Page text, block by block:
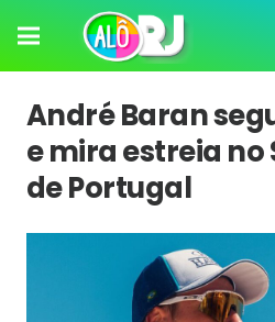
André Baran
e mira estreia no
de Portugal